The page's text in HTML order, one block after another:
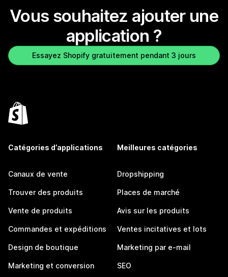
Vous souhaitez ajouter une
application ?
Essayez Shopify gratuitement pendant 3 jours
Catégories d’applications
Canaux de vente
Trouver des produits
Vente de produits
Commandes et expéditions
Design de boutique
Marketing et conversion
Meilleures catégories
Dropshipping
Places de marché
Avis sur les produits
Ventes incitatives et lots
Marketing par e-mail
SEO